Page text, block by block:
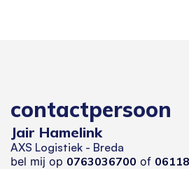
contactpersoon
Jair Hamelink
AXS Logistiek - Breda
bel mij op 0763036700 of